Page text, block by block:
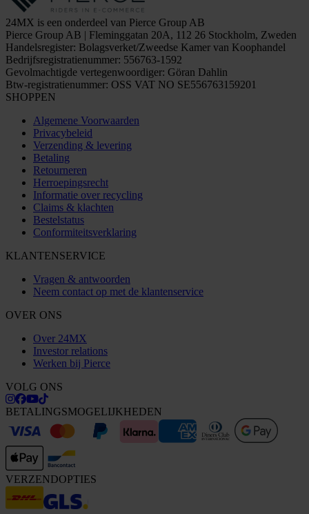
24MX is een onderdeel van Pierce Group AB
Pierce Group AB | Fleminggatan 20A, 112 26 Stockholm, Zweden
Handelsregister: Bolagsverket/Zweedse Kamer van Koophandel
Bedrijfsregistratienummer: 556763-1592
Gevolmachtigde vertegenwoordiger: Göran Dahlin
Btw-registratienummer: OSS VAT NO SE556763159201
SHOPPEN
Algemene Voorwaarden
Privacybeleid
Verzending & levering
Betaling
Retourneren
Herroepingsrecht
Informatie over recycling
Claims & klachten
Bestelstatus
Conformiteitsverklaring
KLANTENSERVICE
Vragen & antwoorden
Neem contact op met de klantenservice
OVER ONS
Over 24MX
Investor relations
Werken bij Pierce
VOLG ONS
BETALINGSMOGELIJKHEDEN
VERZENDOPTIES